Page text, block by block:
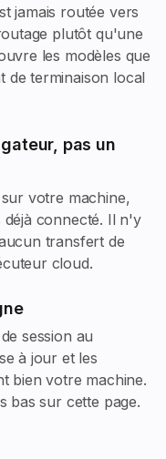
jamais routée vers
plutôt qu'une
les modèles que
de terminaison local
pas un
votre machine,
déjà connecté. Il n'y
transfert de
cloud.
session au
à jour et les
bien votre machine.
bas sur cette page.